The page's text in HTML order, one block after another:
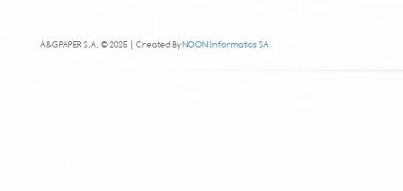
A&G PAPER S.A. © 2025 | Created ByNOON Informatics SA